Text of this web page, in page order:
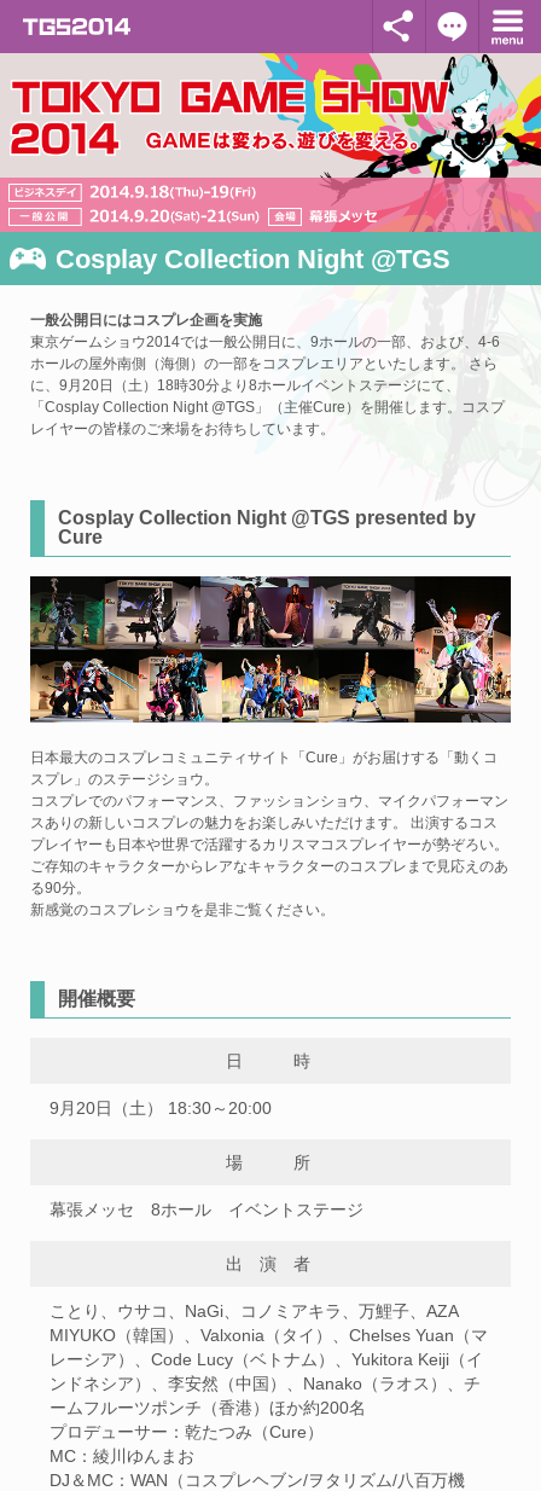
Cosplay Collection Night @TGS
一般公開日にはコスプレ企画を実施
東京ゲームショウ2014では一般公開日に、9ホールの一部、および、4-6
ホールの屋外南側（海側）の一部をコスプレエリアといたします。 さら
に、9月20日（土）18時30分より8ホールイベントステージにて、
「Cosplay Collection Night @TGS」（主催Cure）を開催します。コスプ
レイヤーの皆様のご来場をお待ちしています。
Cosplay Collection Night @TGS presented by
Cure
日本最大のコスプレコミュニティサイト「Cure」がお届けする「動くコ
スプレ」のステージショウ。
コスプレでのパフォーマンス、ファッションショウ、マイクパフォーマン
スありの新しいコスプレの魅力をお楽しみいただけます。 出演するコス
プレイヤーも日本や世界で活躍するカリスマコスプレイヤーが勢ぞろい。
ご存知のキャラクターからレアなキャラクターのコスプレまで見応えのあ
る90分。
新感覚のコスプレショウを是非ご覧ください。
開催概要
日 時
9月20日（土） 18:30～20:00
場 所
幕張メッセ 8ホール イベントステージ
出演者
ことり、ウサコ、NaGi、コノミアキラ、万鯉子、AZA
MIYUKO（韓国）、Valxonia（タイ）、Chelses Yuan（マ
レーシア）、Code Lucy（ベトナム）、Yukitora Keiji（イ
ンドネシア）、李安然（中国）、Nanako（ラオス）、チ
ームフルーツポンチ（香港）ほか約200名
プロデューサー：乾たつみ（Cure）
MC：綾川ゆんまお
DJ＆MC：WAN（コスプレヘブン/ヲタリズム/八百万機